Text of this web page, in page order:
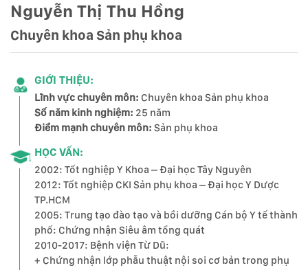
Nguyễn Thị Thu Hồng
Chuyên khoa Sản phụ khoa
GIỚI THIỆU:
Lĩnh vực chuyên môn: Chuyên khoa Sản phụ khoa
Số năm kinh nghiệm: 25 năm
Điểm mạnh chuyên môn: Sản phụ khoa
HỌC VẤN:
2002: Tốt nghiệp Y Khoa – Đại học Tây Nguyên
2012: Tốt nghiệp CKI Sản phụ khoa – Đại học Y Dược
TP.HCM
2005: Trung tạo đào tạo và bồi dưỡng Cán bộ Y tế thành
phố: Chứng nhận Siêu âm tổng quát
2010-2017: Bệnh viện Từ Dũ:
+ Chứng nhận lớp phẫu thuật nội soi cơ bản trong phụ